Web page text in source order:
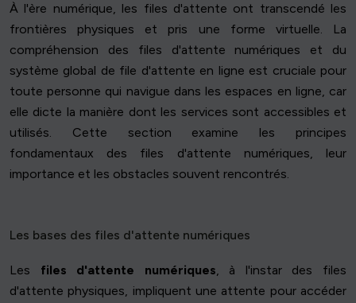
À l'ère numérique, les files d'attente ont transcendé les
frontières physiques et pris une forme virtuelle. La
compréhension des files d'attente numériques et du
système global de file d'attente en ligne est cruciale pour
toute personne qui navigue dans les espaces en ligne, car
elle dicte la manière dont les services sont accessibles et
utilisés. Cette section examine les principes
fondamentaux des files d'attente numériques, leur
importance et les obstacles souvent rencontrés.
Les bases des files d'attente numériques
Les files d'attente numériques, à l'instar des files
d'attente physiques, impliquent une attente pour accéder